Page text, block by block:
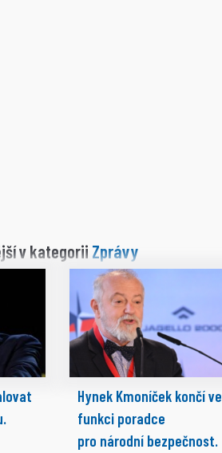
v kategorii Zprávy
Hynek Kmoníček končí ve
funkci poradce
pro národní bezpečnost.